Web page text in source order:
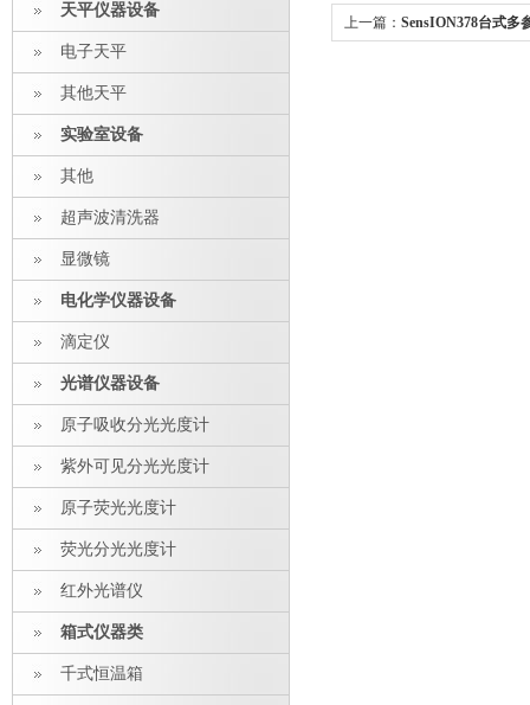
天平仪器设备
电子天平
其他天平
实验室设备
其他
超声波清洗器
显微镜
电化学仪器设备
滴定仪
光谱仪器设备
原子吸收分光光度计
紫外可见分光光度计
原子荧光光度计
荧光分光光度计
红外光谱仪
箱式仪器类
千式恒温箱
上一篇： SensION378台式多